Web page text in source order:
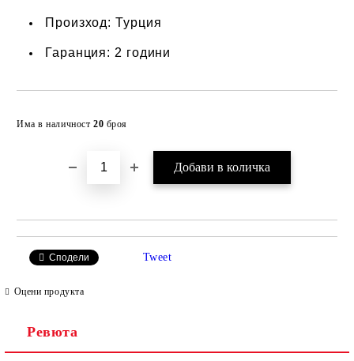
Произход: Турция
Гаранция: 2 години
Има в наличност 20 броя
Сподели Tweet
Оцени продукта
Ревюта